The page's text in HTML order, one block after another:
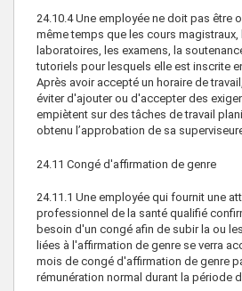
24.10.4Une employée ne doit pas être
même temps que les cours magistraux,
laboratoires, les examens, la
tutoriels pour lesquels elle est inscrite
Après avoir accepté un horaire de
éviter d'ajouter ou d'accepter des
empiètent sur des tâches de travail
obtenu l’approbation de sa
24.11 Congé d'affirmation de genre
24.11.1 Une employée qui fournit une
professionnel de la santé qualifié
besoin d'un congé afin de subir la ou
liées à l'affirmation de genre se verra
mois de congé d'affirmation de genre
rémunération normal durant la période